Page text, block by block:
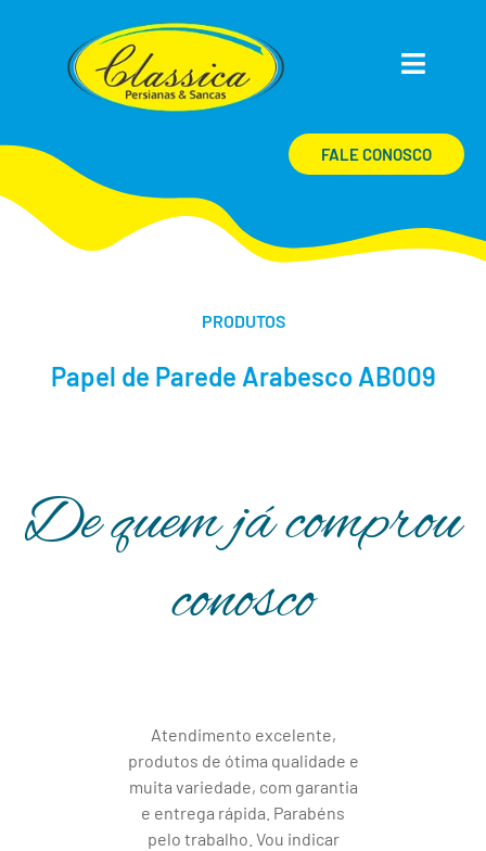
FALE CONOSCO
PRODUTOS
Papel de Parede Arabesco AB009
De quem já comprou
conosco
Atendimento excelente,
produtos de ótima qualidade e
muita variedade, com garantia
e entrega rápida. Parabéns
pelo trabalho. Vou indicar